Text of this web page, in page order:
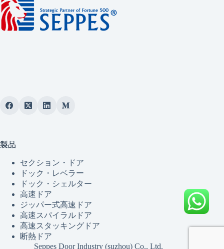
製品
セクション・ドア
ドック・レベラー
ドック・シェルター
高速ドア
ジッパー式高速ドア
高速スパイラルドア
高速スタッキングドア
断熱ドア
Seppes Door Industry (suzhou) Co., Ltd.